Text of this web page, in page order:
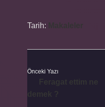
Tarih:
Önceki Yazı